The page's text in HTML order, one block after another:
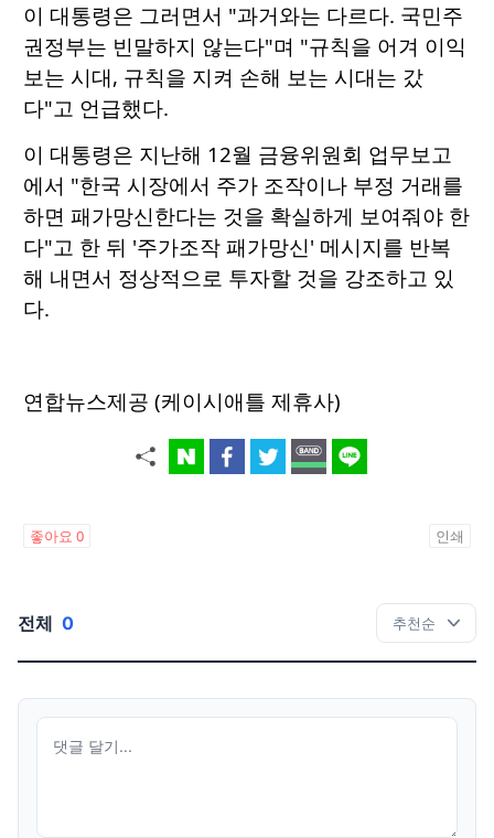
이 대통령은 그러면서 "과거와는 다르다. 국민주
권정부는 빈말하지 않는다"며 "규칙을 어겨 이익
보는 시대, 규칙을 지켜 손해 보는 시대는 갔
다"고 언급했다.
이 대통령은 지난해 12월 금융위원회 업무보고
에서 "한국 시장에서 주가 조작이나 부정 거래를
하면 패가망신한다는 것을 확실하게 보여줘야 한
다"고 한 뒤 '주가조작 패가망신' 메시지를 반복
해 내면서 정상적으로 투자할 것을 강조하고 있
다.
연합뉴스제공 (케이시애틀 제휴사)
좋아요 0 인쇄
전체 0